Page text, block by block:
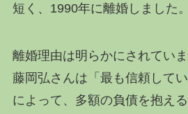
短く、1990年に離婚しました。
離婚理由は明らかにされてい
藤岡弘さんは「最も信頼して
によって、多額の負債を抱え